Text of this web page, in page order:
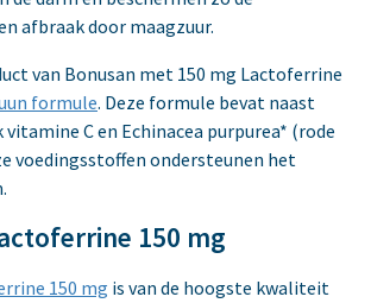
afbraak door maagzuur.
van Bonusan met 150 mg Lactoferrine
formule. Deze formule bevat naast
C en Echinacea purpurea* (rode
voedingsstoffen ondersteunen het
150 mg
150 mg is van de hoogste kwaliteit